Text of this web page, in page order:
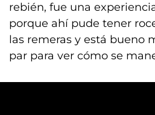
rebién, fue una
porque ahí pude tener
las remeras y está bueno
par para ver cómo se